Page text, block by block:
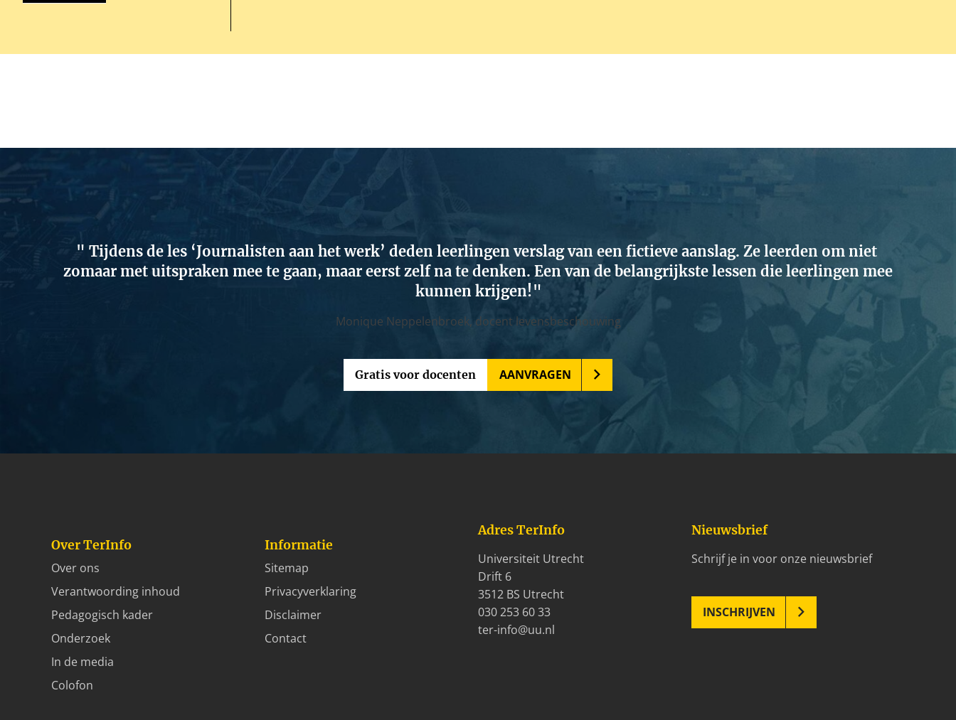
Tijdens de les ‘Journalisten aan het werk’ deden leerlingen verslag van een fictieve aanslag. Ze leerden om niet
zomaar met uitspraken mee te gaan, maar eerst zelf na te denken. Een van de belangrijkste lessen die leerlingen mee
kunnen krijgen!
Monique Neppelenbroek, docent levensbeschouwing
Gratis voor docenten AANVRAGEN
Over TerInfo
Over ons
Verantwoording inhoud
Pedagogisch kader
Onderzoek
In de media
Colofon
Informatie
Sitemap
Privacyverklaring
Disclaimer
Contact
Adres TerInfo
Universiteit Utrecht
Drift 6
3512 BS Utrecht
030 253 60 33
ter-info@uu.nl
Nieuwsbrief
Schrijf je in voor onze nieuwsbrief
INSCHRIJVEN